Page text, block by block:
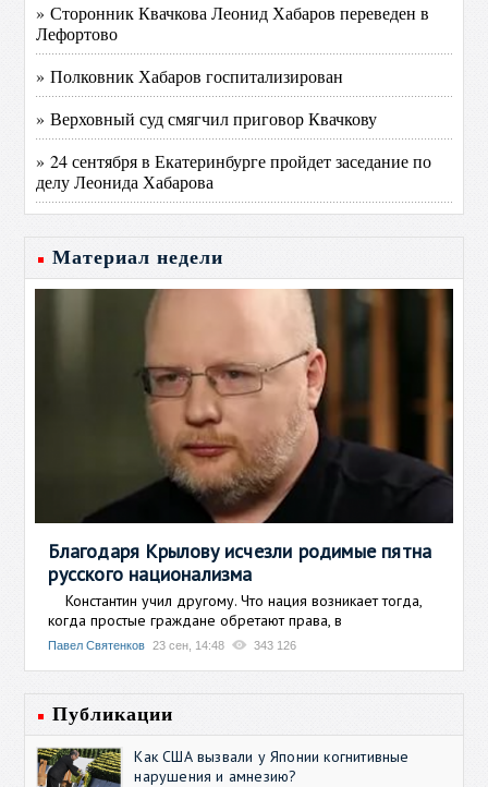
» Сторонник Квачкова Леонид Хабаров переведен в
Лефортово
» Полковник Хабаров госпитализирован
» Верховный суд смягчил приговор Квачкову
» 24 сентября в Екатеринбурге пройдет заседание по
делу Леонида Хабарова
Материал недели
Благодаря Крылову исчезли родимые пятна
русского национализма
Константин учил другому. Что нация возникает тогда,
когда простые граждане обретают права, в
Павел Святенков 23 сен, 14:48 343 126
Публикации
Как США вызвали у Японии когнитивные
нарушения и амнезию?